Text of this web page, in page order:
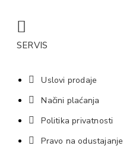
SERVIS
Uslovi prodaje
Načini plaćanja
Politika privatnosti
Pravo na odustajanje